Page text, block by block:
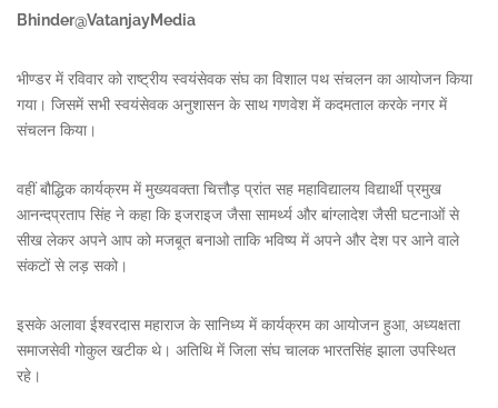
Bhinder@VatanjayMedia
भीण्डर में रविवार को राष्ट्रीय स्वयंसेवक संघ का विशाल पथ संचलन का आयोजन किया
गया। जिसमें सभी स्वयंसेवक अनुशासन के साथ गणवेश में कदमताल करके नगर में
संचलन किया।
वहीं बौद्धिक कार्यक्रम में मुख्यवक्ता चित्तौड़ प्रांत सह महाविद्यालय विद्यार्थी प्रमुख
आनन्दप्रताप सिंह ने कहा कि इजराइज जैसा सामर्थ्य और बांग्लादेश जैसी घटनाओं से
सीख लेकर अपने आप को मजबूत बनाओ ताकि भविष्य में अपने और देश पर आने वाले
संकटों से लड़ सको।
इसके अलावा ईश्वरदास महाराज के सानिध्य में कार्यक्रम का आयोजन हुआ, अध्यक्षता
समाजसेवी गोकुल खटीक थे। अतिथि में जिला संघ चालक भारतसिंह झाला उपस्थित
रहे।